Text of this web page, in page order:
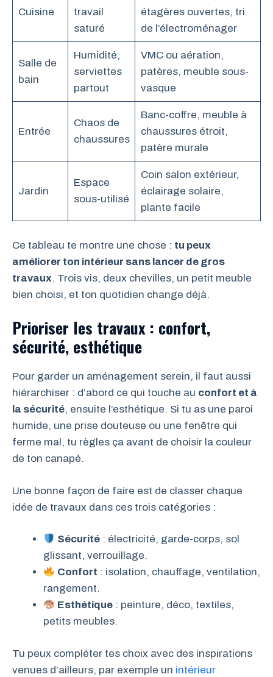
Cuisine
travail
saturé
étagères ouvertes, tri
de l’électroménager
Salle de
bain
Humidité,
serviettes
partout
VMC ou aération,
patères, meuble sous-
vasque
Entrée
Chaos de
chaussures
Banc-coffre, meuble à
chaussures étroit,
patère murale
Jardin
Espace
sous-utilisé
Coin salon extérieur,
éclairage solaire,
plante facile
Ce tableau te montre une chose : tu peux
améliorer ton intérieur sans lancer de gros
travaux. Trois vis, deux chevilles, un petit meuble
bien choisi, et ton quotidien change déjà.
Prioriser les travaux : confort,
sécurité, esthétique
Pour garder un aménagement serein, il faut aussi
hiérarchiser : d’abord ce qui touche au confort et à
la sécurité, ensuite l’esthétique. Si tu as une paroi
humide, une prise douteuse ou une fenêtre qui
ferme mal, tu règles ça avant de choisir la couleur
de ton canapé.
Une bonne façon de faire est de classer chaque
idée de travaux dans ces trois catégories :
Sécurité : électricité, garde-corps, sol
glissant, verrouillage.
Confort : isolation, chauffage, ventilation,
rangement.
Esthétique : peinture, déco, textiles,
petits meubles.
Tu peux compléter tes choix avec des inspirations
venues d’ailleurs, par exemple un intérieur